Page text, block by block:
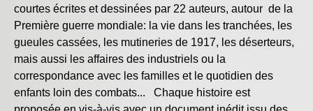
courtes écrites et dessinées par 22 auteurs, autour de la
Première guerre mondiale: la vie dans les tranchées, les
gueules cassées, les mutineries de 1917, les déserteurs,
mais aussi les affaires des industriels ou la
correspondance avec les familles et le quotidien des
enfants loin des combats... Chaque histoire est